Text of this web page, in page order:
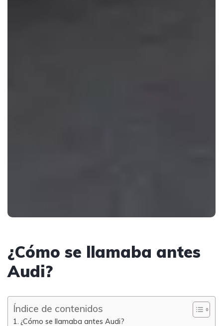
¿Cómo se llamaba antes
Audi?
Índice de contenidos
¿Cómo se llamaba antes Audi?